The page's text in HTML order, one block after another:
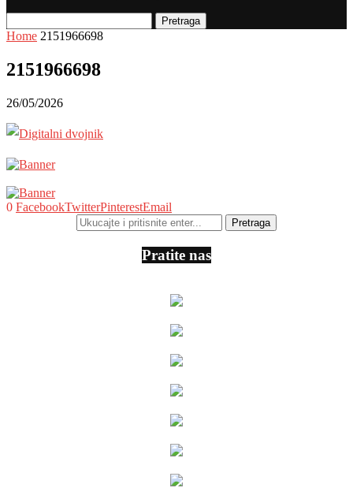
Pretraga
Home 2151966698
2151966698
26/05/2026
0 FacebookTwitterPinterestEmail
Pratite nas